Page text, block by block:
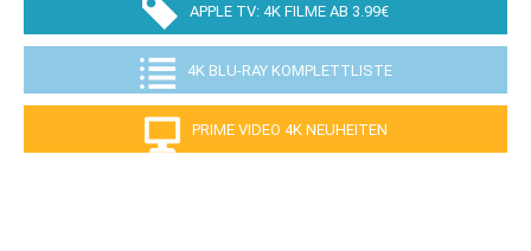
APPLE TV: 4K FILME AB 3.99€
4K BLU-RAY KOMPLETTLISTE
PRIME VIDEO 4K NEUHEITEN